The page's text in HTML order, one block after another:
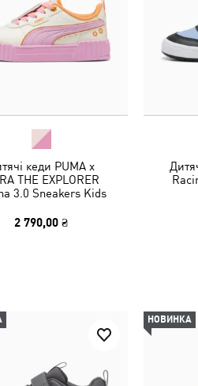
кеди PUMA x
THE EXPLORER
3.0 Sneakers Kids
2 790,00 ₴
НОВИНКА